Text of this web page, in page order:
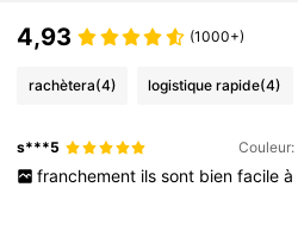
4,93 (1000+)
rachètera(4) logistique rapide(4)
s***5
franchement ils sont bien facile à